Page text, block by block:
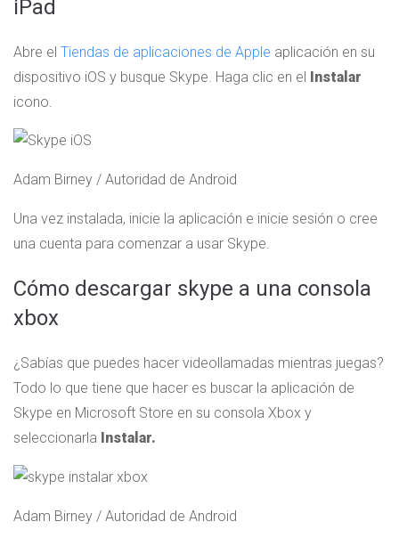
iPad
Abre el Tiendas de aplicaciones de Apple aplicación en su
dispositivo iOS y busque Skype. Haga clic en el Instalar
icono.
Adam Birney / Autoridad de Android
Una vez instalada, inicie la aplicación e inicie sesión o cree
una cuenta para comenzar a usar Skype.
Cómo descargar skype a una consola
xbox
¿Sabías que puedes hacer videollamadas mientras juegas?
Todo lo que tiene que hacer es buscar la aplicación de
Skype en Microsoft Store en su consola Xbox y
seleccionarla Instalar.
Adam Birney / Autoridad de Android